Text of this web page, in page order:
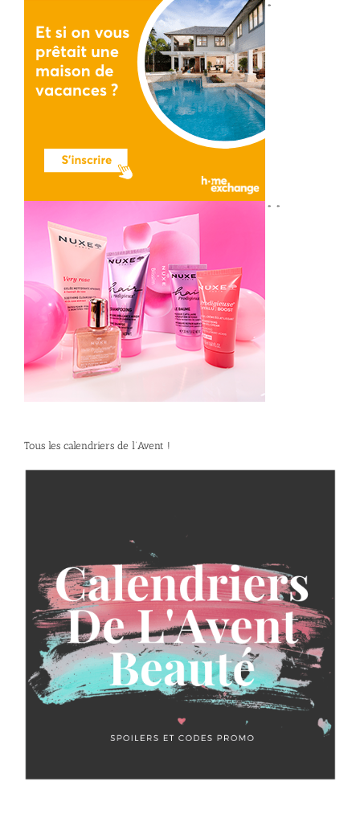
*
* *
Tous les calendriers de l’Avent !